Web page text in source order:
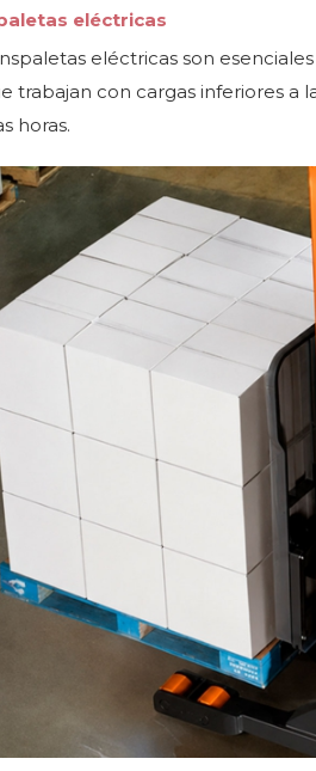
eléctricas
eléctricas son
trabajan con cargas inferiores a
horas.